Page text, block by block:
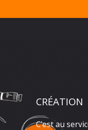
CRÉATION
C’est au